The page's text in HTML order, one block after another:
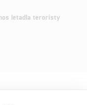
letadla teroristy